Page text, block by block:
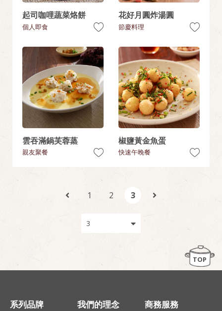
起司咖哩蔬菜烙餅
個人即食
花好月圓炸湯圓
節慶料理
雲吞滿鍋芙蓉蒸
親友聚餐
椒鹽黃金魚蛋
快速午晚餐
1 2 3
TOP
系列品牌 我們的理念 商務服務